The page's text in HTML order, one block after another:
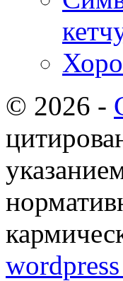
© 2026 -